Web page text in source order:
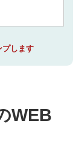
します
WEB